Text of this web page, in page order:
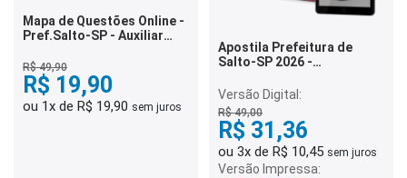
Mapa de Questões Online -
Pref.Salto-SP - Auxiliar
Questões
R$ 49,90
R$ 19,90
ou 1x de R$ 19,90 sem juros
Apostila Prefeitura de
Salto-SP 2026 -
Versão Digital:
R$ 49,00
R$ 31,36
ou 3x de R$ 10,45 sem juros
Versão Impressa: